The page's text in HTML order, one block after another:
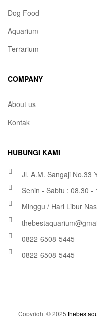
Dog Food
Aquarium
Terrarium
COMPANY
About us
Kontak
HUBUNGI KAMI
Jl. A.M. Sangaji No.33
Senin - Sabtu : 08.30 -
Minggu / Hari Libur
0822-6508-5445
0822-6508-5445
Copyright © 2025